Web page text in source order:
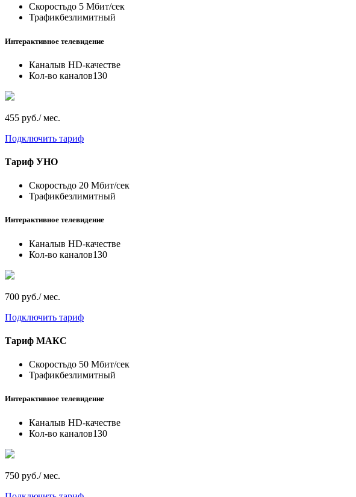
Скоростьдо 5 Мбит/сек
Трафикбезлимитный
Интерактивное телевидение
Каналыв HD-качестве
Кол-во каналов130
455 руб./ мес.
Подключить тариф
Тариф УНО
Скоростьдо 20 Мбит/сек
Трафикбезлимитный
Интерактивное телевидение
Каналыв HD-качестве
Кол-во каналов130
700 руб./ мес.
Подключить тариф
Тариф МАКС
Скоростьдо 50 Мбит/сек
Трафикбезлимитный
Интерактивное телевидение
Каналыв HD-качестве
Кол-во каналов130
750 руб./ мес.